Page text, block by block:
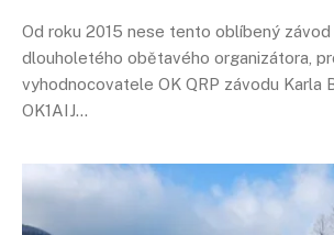
Od roku 2015 nese tento oblíbený závod
dlouholetého obětavého organizátora,
vyhodnocovatele OK QRP závodu Karla
OK1AIJ…